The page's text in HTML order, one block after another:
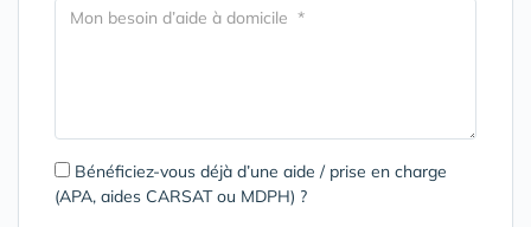
Bénéficiez-vous déjà d’une aide / prise en charge
(APA, aides CARSAT ou MDPH) ?